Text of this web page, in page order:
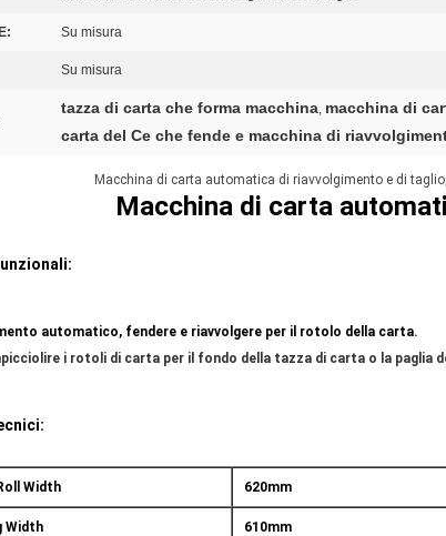
Su misura
Su misura
tazza di carta che forma macchina, macchina di
carta del Ce che fende e macchina di
Macchina di carta automatica di riavvolgimento e di
Macchina di carta
automatico, fendere e riavvolgere per il rotolo della carta.
i rotoli di carta per il fondo della tazza di carta o la paglia
Width 620mm
Width 610mm